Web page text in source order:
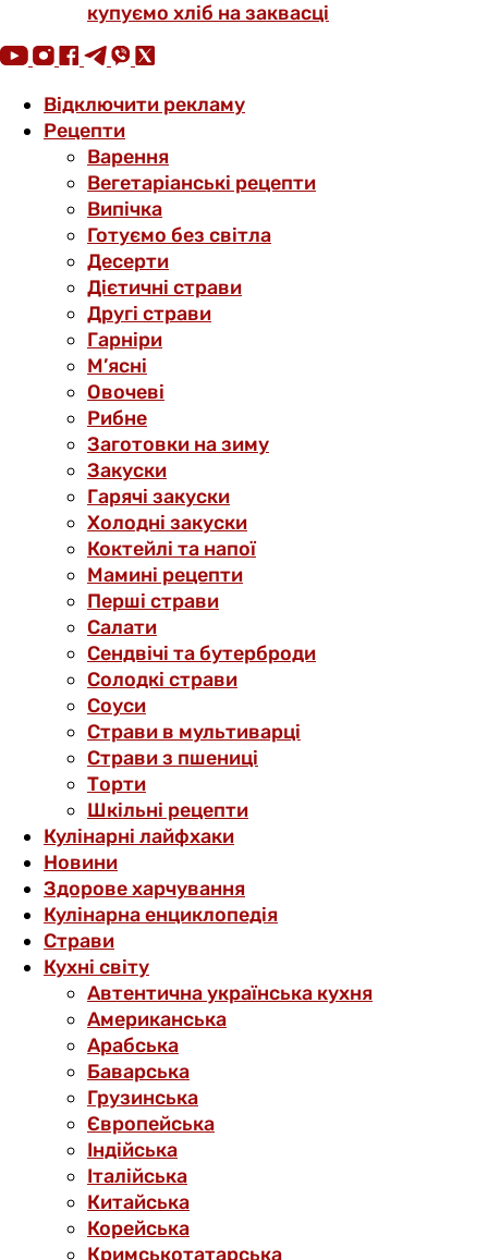
купуємо хліб на заквасці
Відключити рекламу
Рецепти
Варення
Вегетаріанські рецепти
Випічка
Готуємо без світла
Десерти
Дієтичні страви
Другі страви
Гарніри
М’ясні
Овочеві
Рибне
Заготовки на зиму
Закуски
Гарячі закуски
Холодні закуски
Коктейлі та напої
Мамині рецепти
Перші страви
Салати
Сендвічі та бутерброди
Солодкі страви
Соуси
Страви в мультиварці
Страви з пшениці
Торти
Шкільні рецепти
Кулінарні лайфхаки
Новини
Здорове харчування
Кулінарна енциклопедія
Страви
Кухні світу
Автентична українська кухня
Американська
Арабська
Баварська
Грузинська
Європейська
Індійська
Італійська
Китайська
Корейська
Кримськотатарська